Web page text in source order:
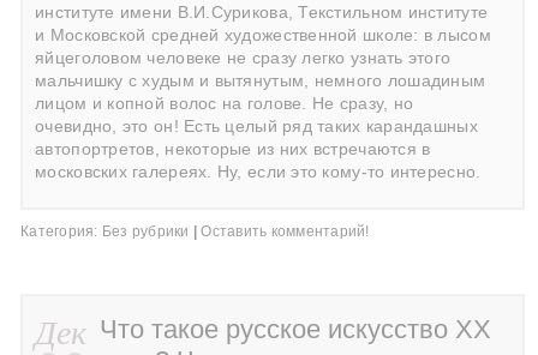
институте имени В.И.Сурикова, Текстильном институте
и Московской средней художественной школе: в лысом
яйцеголовом человеке не сразу легко узнать этого
мальчишку с худым и вытянутым, немного лошадиным
лицом и копной волос на голове. Не сразу, но
очевидно, это он! Есть целый ряд таких карандашных
автопортретов, некоторые из них встречаются в
московских галереях. Ну, если это кому-то интересно.
Категория: Без рубрики | Оставить комментарий!
Дек Что такое русское искусство ХХ